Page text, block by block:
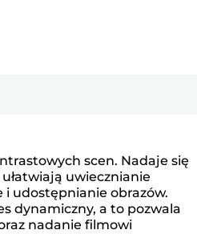
scen. Nadaje się
uwiecznianie
i udostępnianie obrazów.
dynamiczny, a to pozwala
nadanie filmowi